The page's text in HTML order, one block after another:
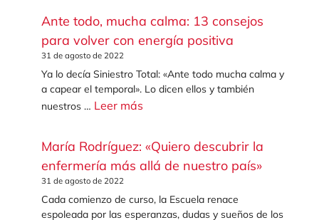
Ante todo, mucha calma: 13 consejos
para volver con energía positiva
31 de agosto de 2022
Ya lo decía Siniestro Total: «Ante todo mucha calma y
a capear el temporal». Lo dicen ellos y también
nuestros … Leer más
María Rodríguez: «Quiero descubrir la
enfermería más allá de nuestro país»
31 de agosto de 2022
Cada comienzo de curso, la Escuela renace
espoleada por las esperanzas, dudas y sueños de los